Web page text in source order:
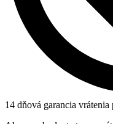
14 dňová garancia vrátenia